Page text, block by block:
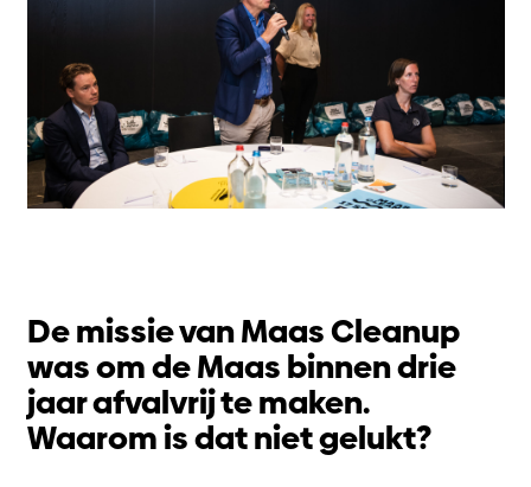
De missie van Maas Cleanup
was om de Maas binnen drie
jaar afvalvrij te maken.
Waarom is dat niet gelukt?